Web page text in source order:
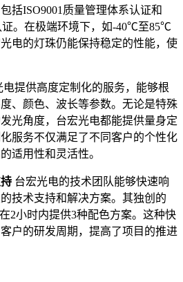
括ISO9001质量管理体系认证和
证。在极端环境下，如-40℃至85℃
电的灯珠仍能保持稳定的性能，使
提供高度定制化的服务，能够根
、颜色、波长等参数。无论是特殊
光角度，台宏光电都能提供量身定
服务不仅满足了不同客户的个性化
适用性和灵活性。
台宏光电的技术团队能够快速响
技术支持和解决方案。其独创的
2小时内提供3种配色方案。这种快
户的研发周期，提高了项目的推进